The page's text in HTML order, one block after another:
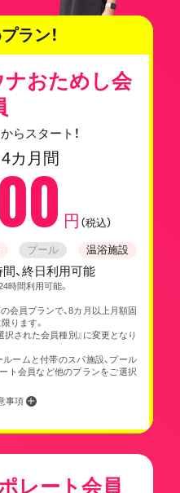
ラン！
ナおためし会
らスタート！
カ月間
円 （税込）
プール 温浴施設
、終日利用可能
時間利用可能。
会員プランで、8カ月以上月額固
ります。
された会員種別』に変更となり
ルームと付帯のスパ施設、プール
ト会員など他のプランをご選択
事項
レート会員